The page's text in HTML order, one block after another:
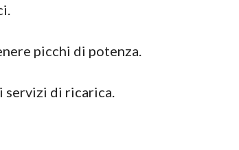
picchi di potenza.
di ricarica.